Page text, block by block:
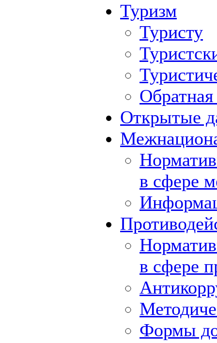
Туризм
Туристу
Обратная
Открытые
в сфере
в сфере
Формы